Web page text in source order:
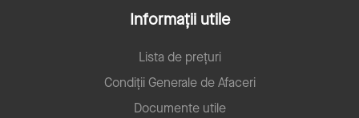
Informații utile
Lista de prețuri
Condiții Generale de Afaceri
Documente utile